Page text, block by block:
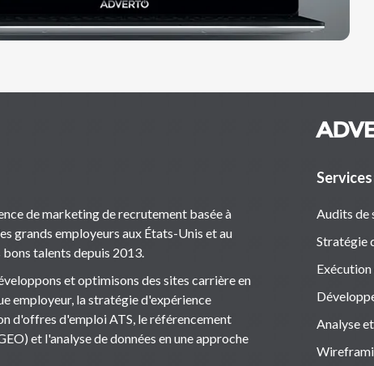
de marketing de recrutement basée à
grands employeurs aux États-Unis et au
talents depuis 2013.
et optimisons des sites carrière en
employeur, la stratégie d'expérience
d'offres d'emploi ATS, le référencement
et l'analyse de données en une approche
Audits de
Stratégie
Analyse